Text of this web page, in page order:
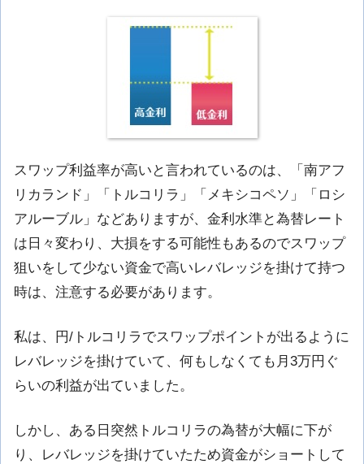
スワップ利益率が高いと言われているのは、「南アフ
リカランド」「トルコリラ」「メキシコペソ」「ロシ
アルーブル」などありますが、金利水準と為替レート
は日々変わり、大損をする可能性もあるのでスワップ
狙いをして少ない資金で高いレバレッジを掛けて持つ
時は、注意する必要があります。
私は、円/トルコリラでスワップポイントが出るように
レバレッジを掛けていて、何もしなくても月3万円ぐ
らいの利益が出ていました。
しかし、ある日突然トルコリラの為替が大幅に下が
り、レバレッジを掛けていたため資金がショートして